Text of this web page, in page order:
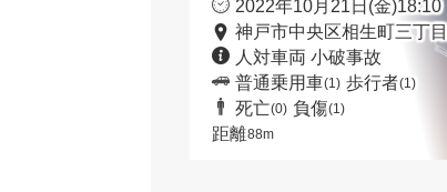
2022年10月21日(金)18:10
神戸市中央区相生町三丁
人対車両 小破事故
普通乗用車(1) 歩行者(1)
死亡(0) 負傷(1)
距離88m